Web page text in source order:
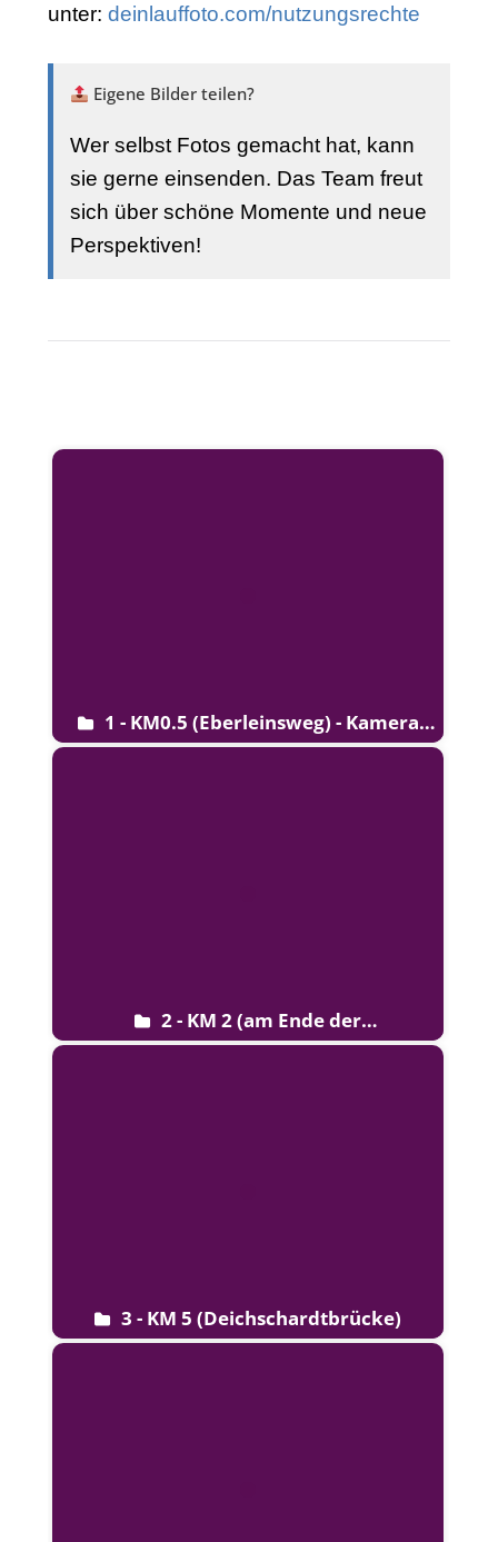
unter: deinlauffoto.com/nutzungsrechte
Eigene Bilder teilen?
Wer selbst Fotos gemacht hat, kann
sie gerne einsenden. Das Team freut
sich über schöne Momente und neue
Perspektiven!
1 - KM0.5 (Eberleinsweg) - Kamera
defekt!
2 - KM 2 (am Ende der
Erdbeerbrücke)
3 - KM 5 (Deichschardtbrücke)